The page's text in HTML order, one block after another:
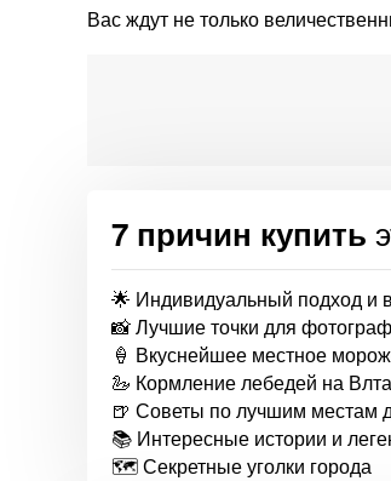
Вас ждут не только
7 причин купить
🌟 Индивидуальный подход и
📸 Лучшие точки для
🍦 Вкуснейшее местное
🦢 Кормление лебедей на
🍺 Советы по лучшим местам
📚 Интересные истории и
🗺️ Секретные уголки города